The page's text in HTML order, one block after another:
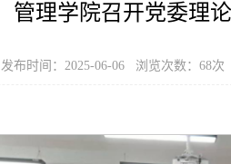
管理学院召开党委理
发布时间：2025-06-06 浏览次数： 68次